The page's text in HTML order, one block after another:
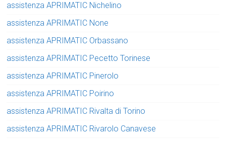
assistenza APRIMATIC Nichelino
assistenza APRIMATIC None
assistenza APRIMATIC Orbassano
assistenza APRIMATIC Pecetto Torinese
assistenza APRIMATIC Pinerolo
assistenza APRIMATIC Poirino
assistenza APRIMATIC Rivalta di Torino
assistenza APRIMATIC Rivarolo Canavese